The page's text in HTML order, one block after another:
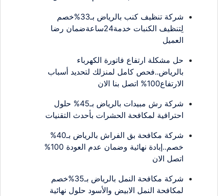
شركة تنظيف كنب بالرياض بـ33%خصم
لِتنظيف الكنبات خدمة24ساعةضمان رضا
العميل
حل مشكلة ارتفاع فاتورة الكهرباء
بالرياض..فحص كامل لمنزلك لتحديد أسباب
الارتفاع100% اتصل بنا الان
شركة رش مبيدات بالرياض بـ45% حلول
احترافية لمكافحة الحشرات بأحدث التقنيات
شركة مكافحة بق الفراش بالرياض بـ40%
خصم..إبادة نهائية وضمان عدم العودة 100%
اتصل الان
شركة مكافحة النمل بالرياض بـ35%خصم
لمكافحة النمل الابيض والأسود حلول نهائية